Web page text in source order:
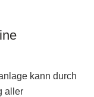
kann durch
aller